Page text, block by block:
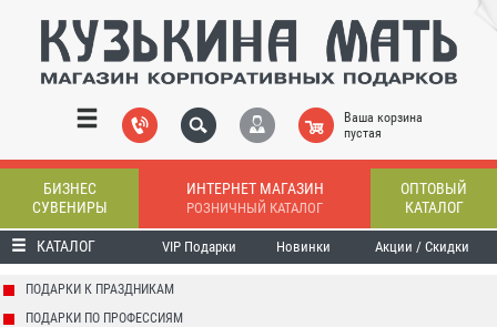
Ваша корзина
пустая
БИЗНЕС
СУВЕНИРЫ
ИНТЕРНЕТ МАГАЗИН
РОЗНИЧНЫЙ КАТАЛОГ
ОПТОВЫЙ
КАТАЛОГ
КАТАЛОГ VIP Подарки Новинки Акции / Скидки
ПОДАРКИ К ПРАЗДНИКАМ
ПОДАРКИ ПО ПРОФЕССИЯМ